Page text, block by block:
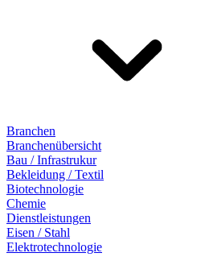
Branchen
Branchenübersicht
Bau / Infrastrukur
Bekleidung / Textil
Biotechnologie
Chemie
Dienstleistungen
Eisen / Stahl
Elektrotechnologie